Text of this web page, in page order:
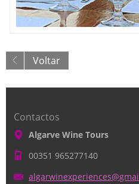
Voltar
Contactos
Algarve Wine Tours
00351 965277140
algarwinexperiences@gmai